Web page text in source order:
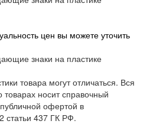
цен вы можете уточить
товара могут отличаться. Вся
носит справочный
офертой в
статьи 437 ГК РФ.